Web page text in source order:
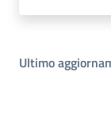
Ultimo